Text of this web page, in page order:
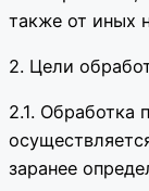
также от иных
2. Цели
2.1. Обработка
заранее